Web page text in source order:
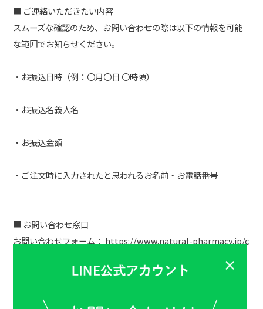
■ ご連絡いただきたい内容
スムーズな確認のため、お問い合わせの際は以下の情報を可能
な範囲でお知らせください。
・お振込日時（例：〇月〇日 〇時頃）
・お振込名義人名
・お振込金額
・ご注文時に入力されたと思われるお名前・お電話番号
■ お問い合わせ窓口
お問い合わせフォーム： https://www.natural-pharmacy.jp/c
ただく場合がございます。あらかじめご了承ください。